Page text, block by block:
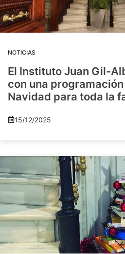
NOTICIAS
El Instituto Juan Gil-
con una
Navidad para toda la
15/12/2025